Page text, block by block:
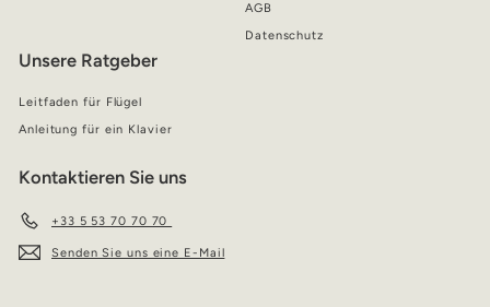
AGB
Datenschutz
Unsere Ratgeber
Leitfaden für Flügel
Anleitung für ein Klavier
Kontaktieren Sie uns
+33 5 53 70 70 70
Senden Sie uns eine E-Mail